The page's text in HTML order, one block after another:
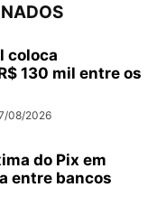
coloca
130 mil entre os
08/2026
do Pix em
entre bancos